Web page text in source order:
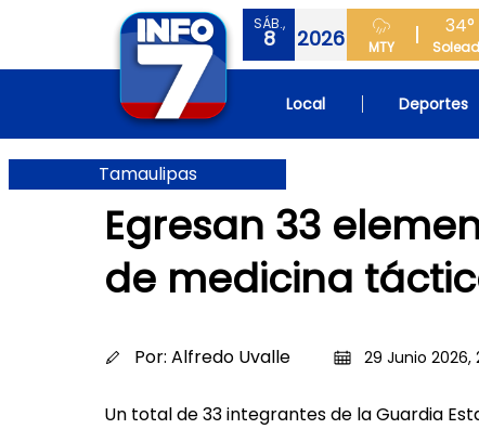
SÁB.,
8 2026 MTY
34°
Local Deportes
Tamaulipas
Egresan 33
de medicina
Por: Alfredo Uvalle 29 Junio 2026,
Un total de 33 integrantes de la Guardia